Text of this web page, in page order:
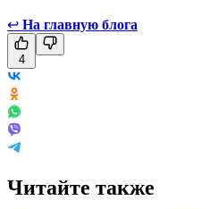
↩ На главную блога
4
Читайте также